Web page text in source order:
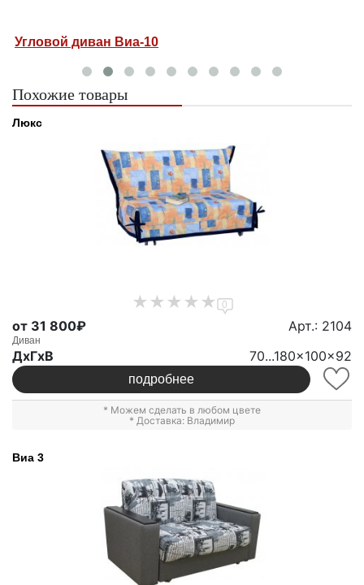
Виа-10
Похожие товары
Люкс
0
от 31 800₽ Арт.: 2104
Диван
ДxГxВ 70...180x100x92
подробнее
* Можем сделать в любом цвете
* Доставка: Владимир
Виа 3